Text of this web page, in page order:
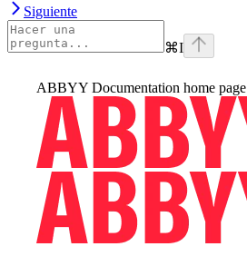
Siguiente
⌘I
ABBYY Documentation home page